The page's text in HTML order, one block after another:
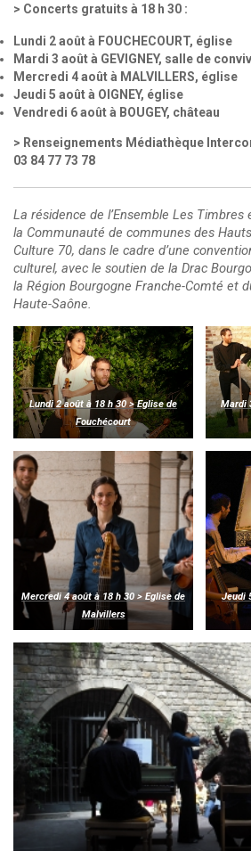
Concerts gratuits à 18 h 30 :
Lundi 2 août à FOUCHECOURT, église
Mardi 3 août à GEVIGNEY, salle de
Mercredi 4 août à MALVILLERS, église
Jeudi 5 août à OIGNEY, église
Vendredi 6 août à BOUGEY, château
> Renseignements Médiathèque
03 84 77 73 78
La résidence de l’Ensemble Les
la Communauté de communes des
Culture 70, dans le cadre d’une
culturel, avec le soutien de la Drac
la Région Bourgogne Franche-Comté et
Haute-Saône.
Lundi 2 août à 18 h 30 > Eglise de
Fouchécourt
Mardi
Mercredi 4 août à 18 h 30 > Eglise de
Malvillers
Jeudi